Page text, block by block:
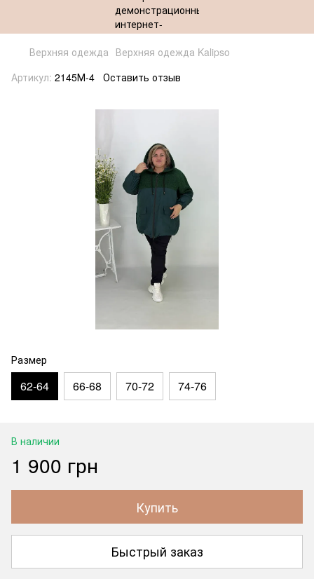
Верхняя одежда Верхняя одежда Kalipso
Артикул: 2145М-4 Оставить отзыв
Размер
62-64 66-68 70-72 74-76
В наличии
1 900 грн
Купить
Быстрый заказ